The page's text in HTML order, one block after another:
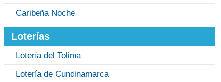
Caribeña Noche
Loterías
Lotería del Tolima
Lotería de Cundinamarca